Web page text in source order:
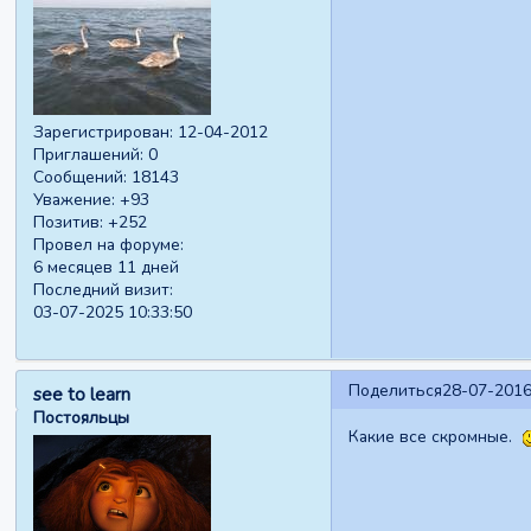
Зарегистрирован: 12-04-2012
Приглашений: 0
Сообщений: 18143
Уважение: +93
Позитив: +252
Провел на форуме:
6 месяцев 11 дней
Последний визит:
03-07-2025 10:33:50
Поделиться28-07-
see to learn
Постояльцы
Какие все скромные.